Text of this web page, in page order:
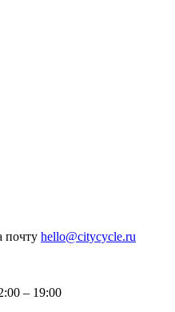
почту hello@citycycle.ru
– 19:00